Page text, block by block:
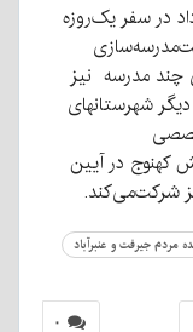
در سفر یک‌روزه
چند مدرسه نیز
شهرستانهای
کهنوج در آیین
شرکت‌می‌کند.
مردم جیرفت و عنبرآباد
۰